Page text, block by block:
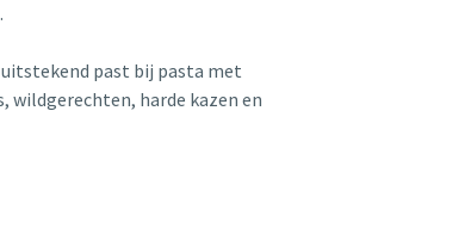
past bij pasta met
wildgerechten, harde kazen en